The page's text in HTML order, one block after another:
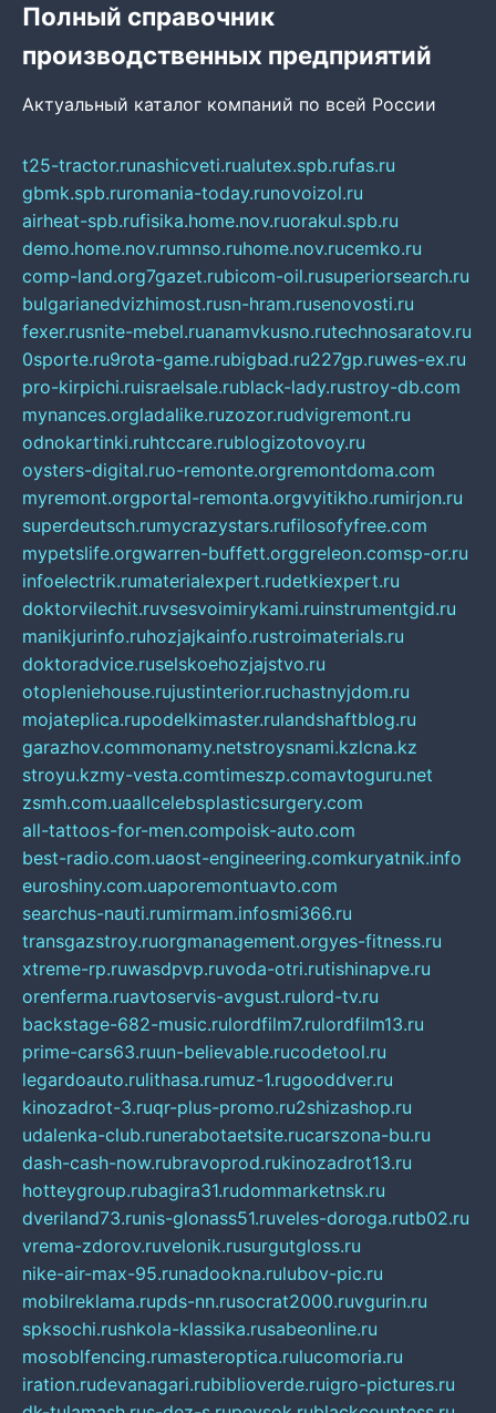
Полный справочник
производственных предприятий
Актуальный каталог компаний по всей России
t25-tractor.runashicveti.rualutex.spb.rufas.ru
gbmk.spb.ruromania-today.runovoizol.ru
airheat-spb.rufisika.home.nov.ruorakul.spb.ru
demo.home.nov.rumnso.ruhome.nov.rucemko.ru
comp-land.org7gazet.rubicom-oil.rusuperiorsearch.ru
bulgarianedvizhimost.rusn-hram.rusenovosti.ru
fexer.rusnite-mebel.ruanamvkusno.rutechnosaratov.ru
0sporte.ru9rota-game.rubigbad.ru227gp.ruwes-ex.ru
pro-kirpichi.ruisraelsale.rublack-lady.rustroy-db.com
mynances.orgladalike.ruzozor.rudvigremont.ru
odnokartinki.ruhtccare.rublogizotovoy.ru
oysters-digital.ruo-remonte.orgremontdoma.com
myremont.orgportal-remonta.orgvyitikho.rumirjon.ru
superdeutsch.rumycrazystars.rufilosofyfree.com
mypetslife.orgwarren-buffett.orggreleon.comsp-or.ru
infoelectrik.rumaterialexpert.rudetkiexpert.ru
doktorvilechit.ruvsesvoimirykami.ruinstrumentgid.ru
manikjurinfo.ruhozjajkainfo.rustroimaterials.ru
doktoradvice.ruselskoehozjajstvo.ru
otopleniehouse.rujustinterior.ruchastnyjdom.ru
mojateplica.rupodelkimaster.rulandshaftblog.ru
garazhov.commonamy.netstroysnami.kzlcna.kz
stroyu.kzmy-vesta.comtimeszp.comavtoguru.net
zsmh.com.uaallcelebsplasticsurgery.com
all-tattoos-for-men.compoisk-auto.com
best-radio.com.uaost-engineering.comkuryatnik.info
euroshiny.com.uaporemontuavto.com
searchus-nauti.rumirmam.infosmi366.ru
transgazstroy.ruorgmanagement.orgyes-fitness.ru
xtreme-rp.ruwasdpvp.ruvoda-otri.rutishinapve.ru
orenferma.ruavtoservis-avgust.rulord-tv.ru
backstage-682-music.rulordfilm7.rulordfilm13.ru
prime-cars63.ruun-believable.rucodetool.ru
legardoauto.rulithasa.rumuz-1.rugooddver.ru
kinozadrot-3.ruqr-plus-promo.ru2shizashop.ru
udalenka-club.runerabotaetsite.rucarszona-bu.ru
dash-cash-now.rubravoprod.rukinozadrot13.ru
hotteygroup.rubagira31.rudommarketnsk.ru
dveriland73.runis-glonass51.ruveles-doroga.rutb02.ru
vrema-zdorov.ruvelonik.rusurgutgloss.ru
nike-air-max-95.runadookna.rulubov-pic.ru
mobilreklama.rupds-nn.rusocrat2000.ruvgurin.ru
spksochi.rushkola-klassika.rusabeonline.ru
mosoblfencing.rumasteroptica.rulucomoria.ru
iration.rudevanagari.rubiblioverde.ruigro-pictures.ru